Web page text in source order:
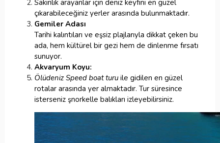
Sakinlik arayanlar için deniz keyfini en güzel
çıkarabileceğiniz yerler arasında bulunmaktadır.
Gemiler Adası
Tarihi kalıntıları ve eşsiz plajlarıyla dikkat çeken bu
ada, hem kültürel bir gezi hem de dinlenme fırsatı
sunuyor.
Akvaryum Koyu:
Ölüdeniz Speed boat turu ile gidilen en güzel
rotalar arasında yer almaktadır. Tur süresince
isterseniz şnorkelle balıkları izleyebilirsiniz.